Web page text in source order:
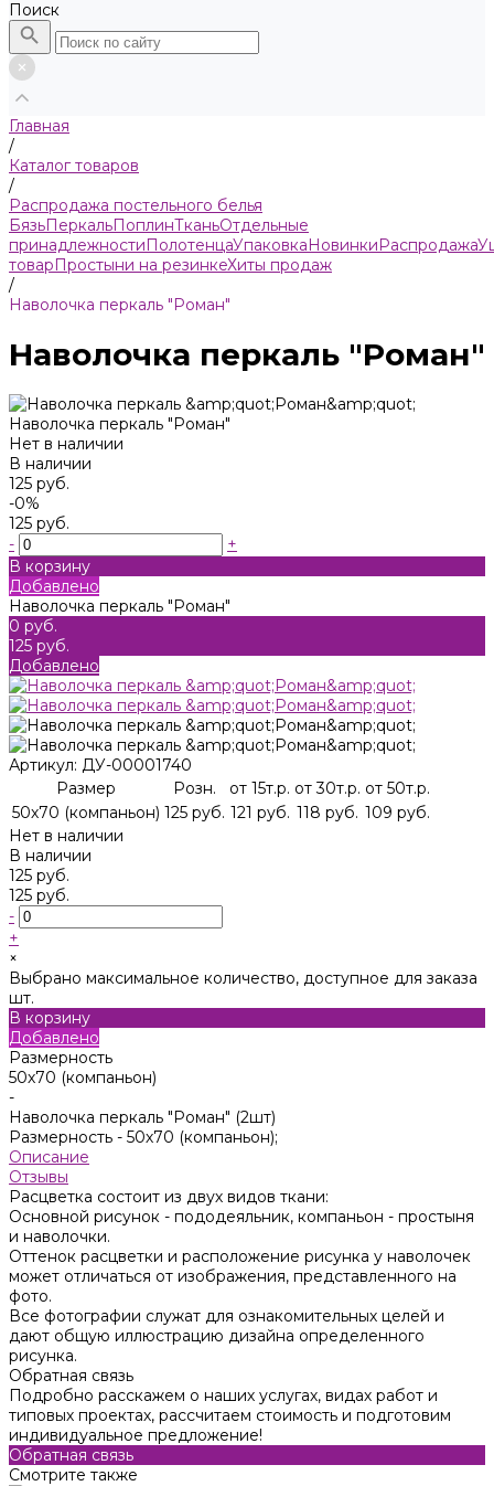
Поиск
Главная
/
Каталог товаров
/
Распродажа постельного белья
БязьПeркaльПоплинТканьОтдельные
принадлежностиПолотенцаУпаковкаНовинкиРаспродажа
товарПростыни на резинкеХиты продаж
/
Наволочка перкаль "Роман"
Наволочка перкаль "Роман"
Наволочка перкаль "Роман"
Нет в наличии
В наличии
125 руб.
-0%
125 руб.
-
+
В корзину
Добавлено
Наволочка перкаль "Роман"
0 руб.
125 руб.
Добавлено
Артикул: ДУ-00001740
Размер
Розн. от 15т.р. от 30т.р. от 50т.р.
50х70 (компаньон) 125 руб. 121 руб. 118 руб. 109 руб.
Нет в наличии
В наличии
125 руб.
125 руб.
-
+
×
Выбрано максимальное количество, доступное для заказа
шт.
В корзину
Добавлено
Размерность
50х70 (компаньон)
-
Наволочка перкаль "Роман" (2шт)
Размерность - 50х70 (компаньон);
Описание
Отзывы
Расцветка состоит из двух видов ткани:
Основной рисунок - пододеяльник, компаньон - простыня
и наволочки.
Оттенок расцветки и расположение рисунка у наволочек
может отличаться от изображения, представленного на
фото.
Все фотографии служат для ознакомительных целей и
дают общую иллюстрацию дизайна определенного
рисунка.
Обратная связь
Подробно расскажем о наших услугах, видах работ и
типовых проектах, рассчитаем стоимость и подготовим
индивидуальное предложение!
Обратная связь
Смотрите также